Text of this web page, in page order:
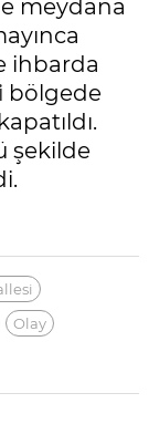
meydana
ihbarda
bölgede
şekilde
Olay